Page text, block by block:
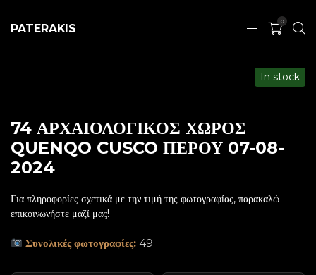
PATERAKIS
0
74 ΑΡΧΑΙΟΛΟΓΙΚΟΣ ΧΩΡΟΣ
QUENQO CUSCO ΠΕΡΟΥ 07-08-
2024
In stock
Για πληροφορίες σχετικά με την τιμή της φωτογραφίας, παρακαλώ
επικοινωνήστε μαζί μας!
Συνολικές φωτογραφίες: 49